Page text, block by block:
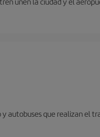
autobuses que realizan el